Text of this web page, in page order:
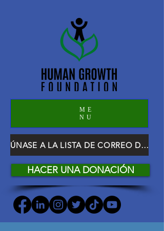
ME
NU
ÚNASE A LA LISTA DE CORREO DE HGF
HACER UNA DONACIÓN